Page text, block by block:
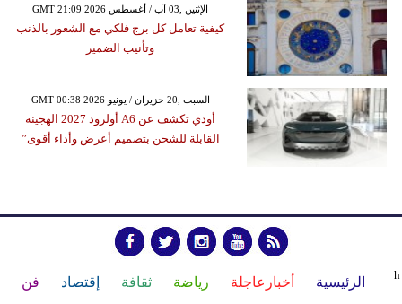
GMT 21:09 2026 الإثنين ,03 آب / أغسطس
كيفية تعامل كل برج فلكي مع الشعور بالذنب
وتأنيب الضمير
GMT 00:38 2026 السبت ,20 حزيران / يونيو
أودي تكشف عن A6 أولرود 2027 الهجينة
القابلة للشحن بتصميم أعرض وأداء أقوى”
h الرئيسية أخبارعاجلة رياضة ثقافة إقتصاد فن